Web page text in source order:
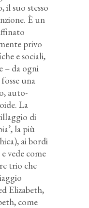
il suo stesso
È un
privo
e sociali,
– da ogni
una
auto-
La
di
la più
ai bordi
vede come
trio che
Elizabeth,
come